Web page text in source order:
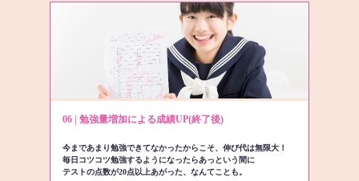
06 | 勉強量増加による成績UP(終了後)
今まであまり勉強できてなかったからこそ、伸び代は無限大！
毎日コツコツ勉強するようになったらあっという間に
テストの点数が20点以上あがった、なんてことも。